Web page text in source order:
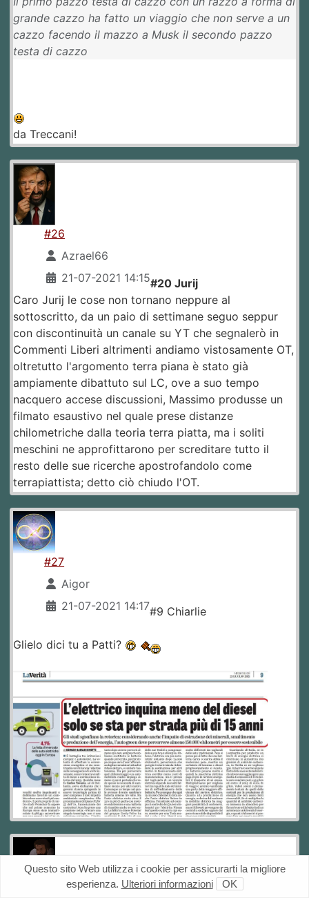
grande cazzo ha fatto un viaggio che non serve a un
cazzo facendo il mazzo a Musk il secondo pazzo
testa di cazzo
da Treccani!
#26
Azrael66
21-07-2021 14:15#20 Jurij
Caro Jurij le cose non tornano neppure al
sottoscritto, da un paio di settimane seguo seppur
con discontinuità un canale su YT che segnalerò in
Commenti Liberi altrimenti andiamo vistosamente OT,
oltretutto l'argomento terra piana è stato già
ampiamente dibattuto sul LC, ove a suo tempo
nacquero accese discussioni, Massimo produsse un
filmato esaustivo nel quale prese distanze
chilometriche dalla teoria terra piatta, ma i soliti
meschini ne approfittarono per screditare tutto il
resto delle sue ricerche apostrofandolo come
terrapiattista; detto ciò chiudo l'OT.
#27
Aigor
21-07-2021 14:17#9 Chiarlie
Glielo dici tu a Patti?
Questo sito Web utilizza i cookie per assicurarti la migliore
esperienza. Ulteriori informazioni OK